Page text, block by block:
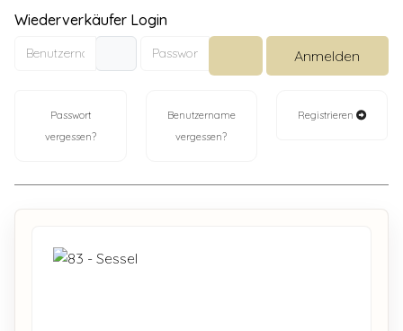
Wiederverkäufer Login
Benutzername
Passwort
Passwort anzeigen
Anmelden
Passwort
vergessen?
Benutzername
vergessen?
Registrieren